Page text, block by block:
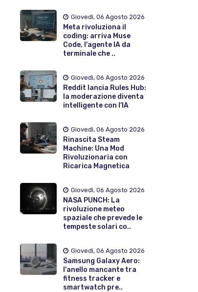
Giovedì, 06 Agosto 2026
Meta rivoluziona il
coding: arriva Muse
Code, l'agente IA da
terminale che ..
Giovedì, 06 Agosto 2026
Reddit lancia Rules Hub:
la moderazione diventa
intelligente con l'IA
Giovedì, 06 Agosto 2026
Rinascita Steam
Machine: Una Mod
Rivoluzionaria con
Ricarica Magnetica
Giovedì, 06 Agosto 2026
NASA PUNCH: La
rivoluzione meteo
spaziale che prevede le
tempeste solari co..
Giovedì, 06 Agosto 2026
Samsung Galaxy Aero:
l'anello mancante tra
fitness tracker e
smartwatch pre..